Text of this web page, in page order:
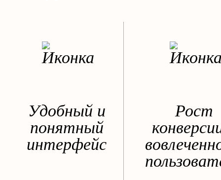
Удобный и
понятный
интерфейс
Рост